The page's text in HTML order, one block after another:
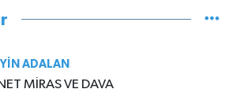
ADALAN
MİRAS VE DAVA